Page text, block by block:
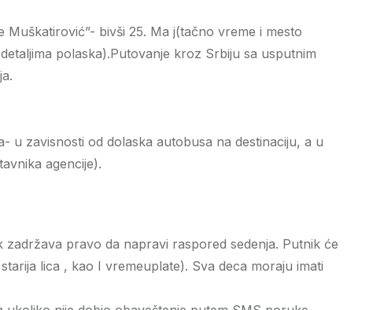
Muškatirović”- bivši 25. Ma j(tačno vreme i mesto
polaska).Putovanje kroz Srbiju sa usputnim
u zavisnosti od dolaska autobusa na destinaciju, a u
agencije).
pravo da napravi raspored sedenja. Putnik će
lica , kao I vremeuplate). Sva deca moraju imati